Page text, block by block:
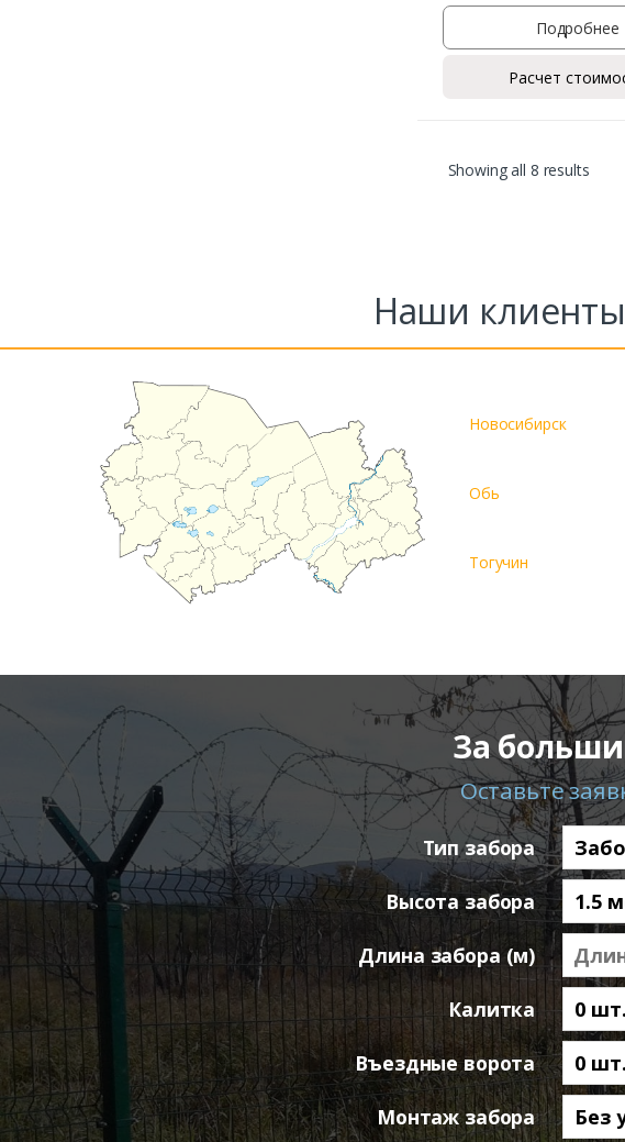
Подробнее
Расчет
Showing all 8 results
Наши
Новосибирск
Обь
Тогучин
За
Оставьте
Тип забора
Высота забора
Длина забора (м)
Калитка
Въездные ворота
Монтаж забора